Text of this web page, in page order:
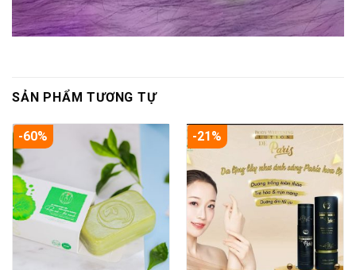
SẢN PHẨM TƯƠNG TỰ
-60% -21%